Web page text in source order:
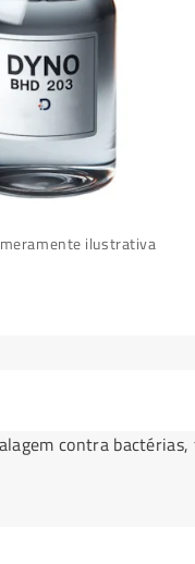
ilustrativa
contra